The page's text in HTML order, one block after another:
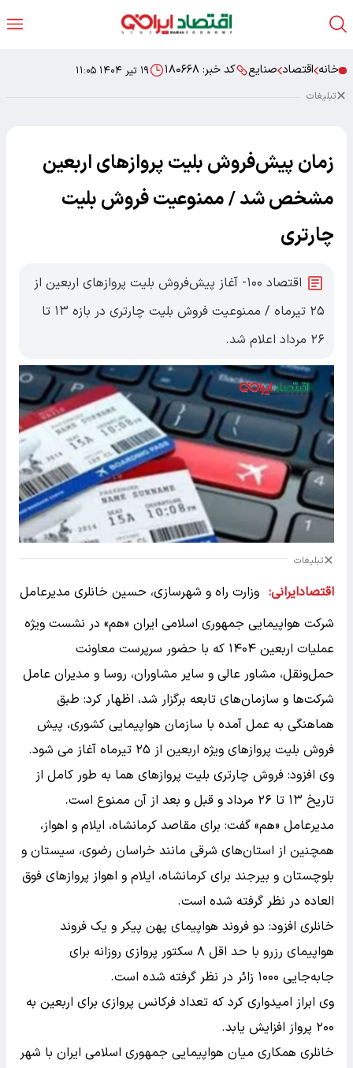
خانه اقتصاد صنایع کد خبر: ۱۸۰۶۶۸ ۱۹ تیر ۱۴۰۴ ۱۱:۰۵
تبلیغات
زمان پیش‌فروش بلیت پروازهای اربعین
مشخص شد / ممنوعیت فروش بلیت
چارتری
اقتصاد ۱۰۰- آغاز پیش‌فروش بلیت پروازهای اربعین از
۲۵ تیرماه / ممنوعیت فروش بلیت چارتری در بازه ۱۳ تا
۲۶ مرداد اعلام شد.
تبلیغات
اقتصادایرانی: وزارت راه و شهرسازی، حسین خانلری مدیرعامل
شرکت هواپیمایی جمهوری اسلامی ایران «هم» در نشست ویژه
عملیات اربعین ۱۴۰۴ که با حضور سرپرست معاونت
حمل‌ونقل، مشاور عالی و سایر مشاوران، روسا و مدیران عامل
شرکت‌ها ‌و سازمان‌های تابعه برگزار شد، اظهار کرد: طبق
هماهنگی به عمل آمده با سازمان هواپیمایی کشوری، پیش
فروش بلیت پروازهای ویژه اربعین از ۲۵ تیرماه آغاز می شود.
وی افزود: فروش چارتری بلیت پروازهای هما به طور کامل از
تاریخ ۱۳ تا ۲۶ مرداد و قبل و بعد از آن ممنوع است.
مدیرعامل «هم» گفت: برای مقاصد کرمانشاه، ایلام و اهواز،
همچنین از استان‌های شرقی مانند خراسان رضوی، سیستان و
بلوچستان و بیرجند برای کرمانشاه، ایلام و اهواز پروازهای فوق
العاده در نظر گرفته شده است.
خانلری افزود: دو فروند هواپیمای پهن پیکر و یک فروند
هواپیمای رزرو با حد اقل ۸ سکتور پروازی روزانه برای
جابه‌جایی ۱۰۰۰ زائر در نظر گرفته شده است.
وی ابراز امیدواری کرد که تعداد فرکانس پروازی برای اربعین به
۲۰۰ پرواز افزایش یابد.
خانلری همکاری میان هواپیمایی جمهوری اسلامی ایران با شهر